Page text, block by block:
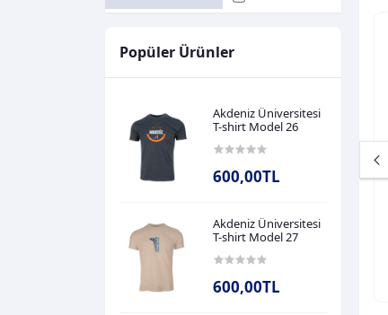
Popüler Ürünler
Akdeniz Üniversitesi
T-shirt Model 26
600,00TL
Akdeniz Üniversitesi
T-shirt Model 27
600,00TL
600,00TL
Akdeniz Üniversitesi T-shirt Model